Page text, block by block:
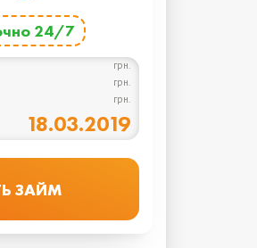
24/7
грн.
грн.
грн.
18.03.2019